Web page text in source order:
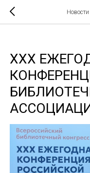
XXX